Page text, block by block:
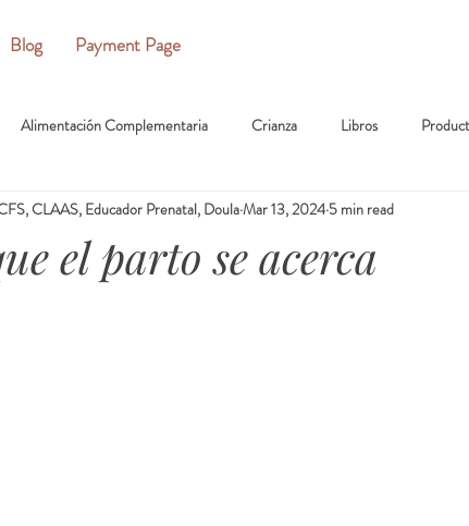
Blog Payment Page
Alimentación Complementaria Crianza Libros
el parto se acerca
CLAAS, Educador Prenatal, DoulaMar 13, 2024 5 min read